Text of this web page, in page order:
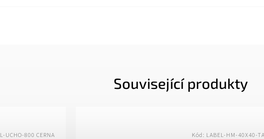
Související produkty
L-UCHO-800 CERNA Kód: LABEL-HM-40X40-